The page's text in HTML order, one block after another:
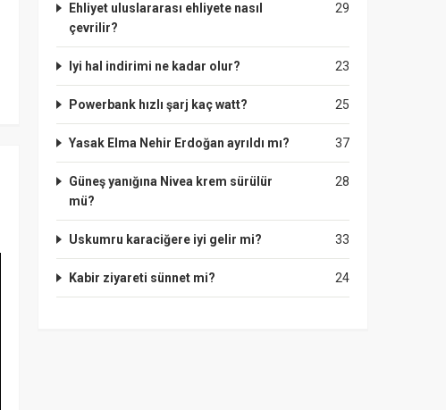
29
Ehliyet uluslararası ehliyete nasıl
çevrilir?
23
Iyi hal indirimi ne kadar olur?
25
Powerbank hızlı şarj kaç watt?
37
Yasak Elma Nehir Erdoğan ayrıldı mı?
28
Güneş yanığına Nivea krem sürülür
mü?
33
Uskumru karaciğere iyi gelir mi?
24
Kabir ziyareti sünnet mi?